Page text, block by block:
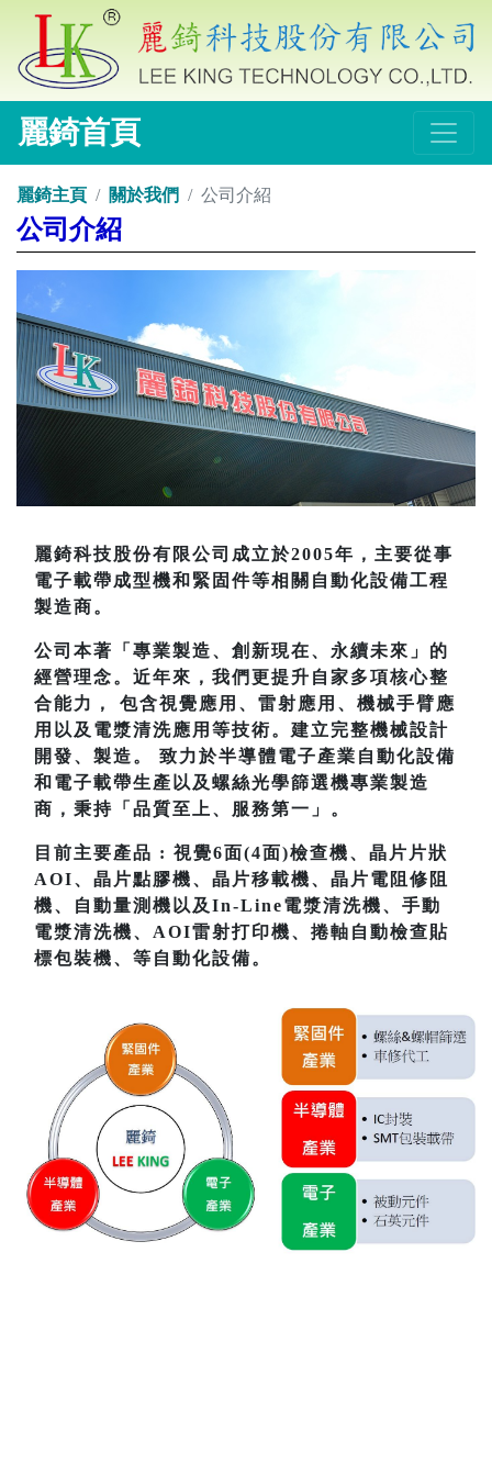
麗錡首頁
麗錡主頁 關於我們 公司介紹
公司介紹
麗錡科技股份有限公司成立於2005年，主要從事
電子載帶成型機和緊固件等相關自動化設備工程
製造商。
公司本著「專業製造、創新現在、永續未來」的
經營理念。近年來，我們更提升自家多項核心整
合能力， 包含視覺應用、雷射應用、機械手臂應
用以及電漿清洗應用等技術。建立完整機械設計
開發、製造。 致力於半導體電子產業自動化設備
和電子載帶生產以及螺絲光學篩選機專業製造
商，秉持「品質至上、服務第一」。
目前主要產品 : 視覺6面(4面)檢查機、晶片片狀
AOI、晶片點膠機、晶片移載機、晶片電阻修阻
機、自動量測機以及In-Line電漿清洗機、手動
電漿清洗機、AOI雷射打印機、捲軸自動檢查貼
標包裝機、等自動化設備。